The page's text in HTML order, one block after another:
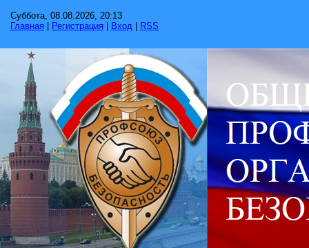
Суббота, 08.08.2026, 20:13
Главная
Регистрация Вход RSS